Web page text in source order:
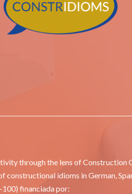
through the lens of Construction
constructional idioms in German,
financiada por: